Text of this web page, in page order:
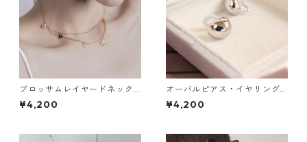
ブロッサムレイヤードネック
レス：666
¥4,200
オーバルピアス・イヤリング
（ゴールド・シルバー）：71
¥4,200